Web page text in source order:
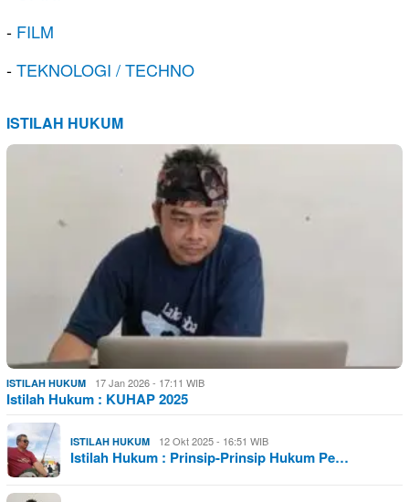
- FILM
-TEKNOLOGI / TECHNO
ISTILAH HUKUM
ISTILAH HUKUM 17 Jan 2026 - 17:11 WIB
Istilah Hukum : KUHAP 2025
ISTILAH HUKUM 12 Okt 2025 - 16:51 WIB
Istilah Hukum : Prinsip-Prinsip Hukum Pe…